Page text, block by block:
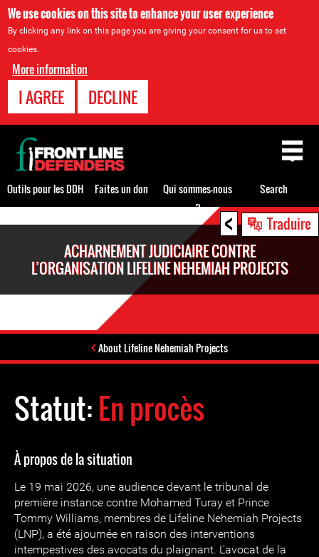
We use cookies on this site to enhance your user experience
By clicking any link on this page you are giving your consent for us to set
cookies.
More information
I AGREE DECLINE
< Traduire
ACHARNEMENT JUDICIAIRE CONTRE
L’ORGANISATION LIFELINE NEHEMIAH PROJECTS
About Lifeline Nehemiah Projects
Statut:En procès
À propos de la situation
Le 19 mai 2026, une audience devant le tribunal de
première instance contre Mohamed Turay et Prince
Tommy Williams, membres de Lifeline Nehemiah Projects
(LNP), a été ajournée en raison des interventions
intempestives des avocats du plaignant. L'avocat de la
Back
to
top
Outils pour les DDH Faites un don
Qui sommes-nous
?
Search